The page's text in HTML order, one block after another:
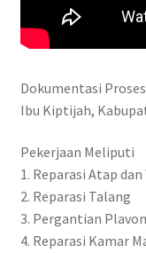
Dokumentasi
Ibu Kiptijah,
Pekerjaan Meliputi
1. Reparasi Atap
2. Reparasi Talang
3. Pergantian
4. Reparasi Kamar